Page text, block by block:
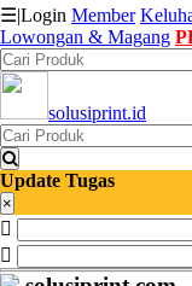
Katalog
Produk
Petugas
Riwayat
Transaksi
☰|Login Member
Lowongan & Magang
solusiprint.id
Update Tugas
×